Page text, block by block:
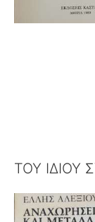
ΤΟΥ ΙΔΙΟΥ